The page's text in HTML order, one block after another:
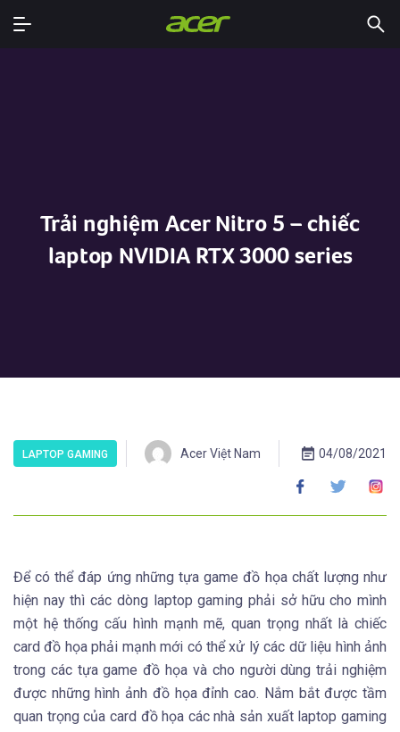
Trải nghiệm Acer Nitro 5 – chiếc
laptop NVIDIA RTX 3000 series
LAPTOP GAMING Acer Việt Nam 04/08/2021
Để có thể đáp ứng những tựa game đồ họa chất lượng như
hiện nay thì các dòng laptop gaming phải sở hữu cho mình
một hệ thống cấu hình mạnh mẽ, quan trọng nhất là chiếc
card đồ họa phải mạnh mới có thể xử lý các dữ liệu hình ảnh
trong các tựa game đồ họa và cho người dùng trải nghiệm
được những hình ảnh đồ họa đỉnh cao. Nắm bắt được tầm
quan trọng của card đồ họa các nhà sản xuất laptop gaming